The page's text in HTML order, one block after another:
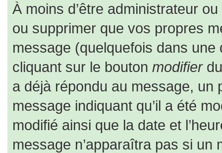
À moins d’être administrateur
ou supprimer que vos propres
message (quelquefois dans
cliquant sur le bouton modifierdu
a déjà répondu au message, un
message indiquant qu’il a été
modifié ainsi que la date et
message n’apparaîtra pas si